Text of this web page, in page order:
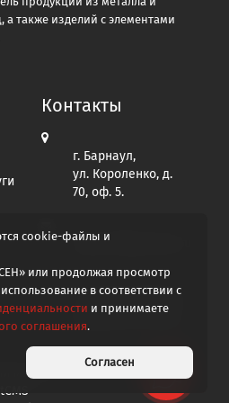
а также изделий с элементами
Контакты
г. Барнаул,
ул. Короленко, д.
70, оф. 5.
afgo2012@yandex.ru
+7 913 267-96-99
Написать в MAX
мастер
cookie-файлы и
или продолжая просмотр
в соответствии с
и принимаете
соглашения.
Согласен